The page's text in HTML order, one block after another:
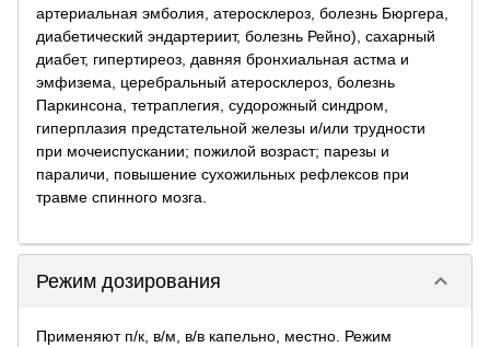
артериальная эмболия, атеросклероз, болезнь Бюргера,
диабетический эндартериит, болезнь Рейно), сахарный
диабет, гипертиреоз, давняя бронхиальная астма и
эмфизема, церебральный атеросклероз, болезнь
Паркинсона, тетраплегия, судорожный синдром,
гиперплазия предстательной железы и/или трудности
при мочеиспускании; пожилой возраст; парезы и
параличи, повышение сухожильных рефлексов при
травме спинного мозга.
Режим дозирования keyboard_arrow_down
Применяют п/к, в/м, в/в капельно, местно. Режим